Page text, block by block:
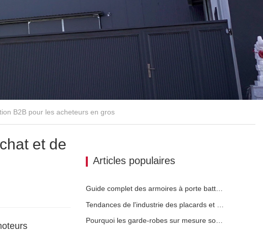
B2B pour les acheteurs en gros
et de
Articles populaires
Guide complet des armoires à porte battante : conception, ingénierie et approvisionnement B2B
Pourquoi les garde-robes sur mesure sont essentielles pour les projets immobiliers haut de gamme